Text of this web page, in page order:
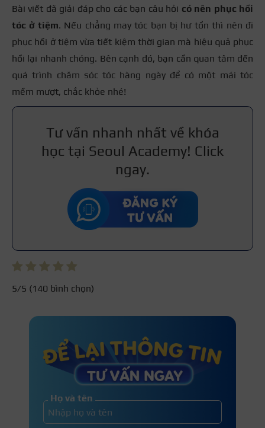
Bài viết đã giải đáp cho các bạn câu hỏi có nên phục hồi
tóc ở tiệm. Nếu chẳng may tóc bạn bị hư tổn thì nên đi
phục hồi ở tiệm vừa tiết kiệm thời gian mà hiệu quả phục
hồi lại nhanh chóng. Bên cạnh đó, bạn cần quan tâm đến
quá trình chăm sóc tóc hàng ngày để có một mái tóc
mềm mượt, chắc khỏe nhé!
Tư vấn nhanh nhất về khóa
học tại Seoul Academy! Click
ngay.
5/5 (140 bình chọn)
Họ và tên